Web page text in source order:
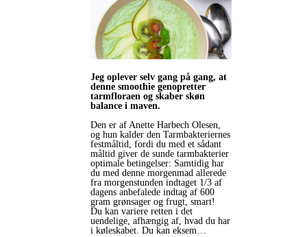
Jeg oplever selv gang på gang, at
denne smoothie genopretter
tarmfloraen og skaber skøn
balance i maven.
Den er af Anette Harbech Olesen,
og hun kalder den Tarmbakteriernes
festmåltid, fordi du med et sådant
måltid giver de sunde tarmbakterier
optimale betingelser: Samtidig har
du med denne morgenmad allerede
fra morgenstunden indtaget 1/3 af
dagens anbefalede indtag af 600
gram grønsager og frugt, smart!
Du kan variere retten i det
uendelige, afhængig af, hvad du har
i køleskabet. Du kan eksem…